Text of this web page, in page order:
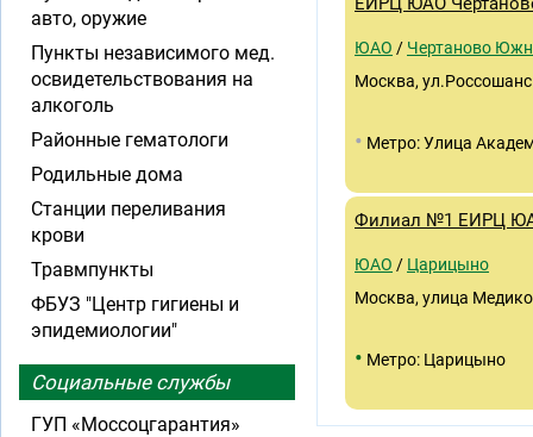
ЮАО / Чертаново
Москва,
• Метро: Улица
Филиал №1 ЕИРЦ
ЮАО / Царицыно
Москва, улица
• Метро: Царицыно
авто, оружие
Пункты независимого мед.
освидетельствования на
алкоголь
Районные гематологи
Родильные дома
Станции переливания
крови
Травмпункты
ФБУЗ "Центр гигиены и
эпидемиологии"
Социальные службы
ГУП «Моссоцгарантия»